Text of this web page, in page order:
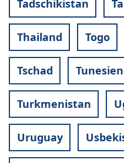
Tadschikistan
Thailand Togo
Tschad Tunesien
Turkmenistan
Uruguay